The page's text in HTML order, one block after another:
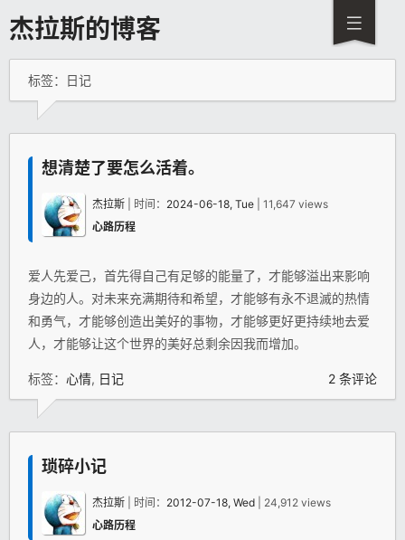
杰拉斯的博客
标签：日记
想清楚了要怎么活着。
杰拉斯 | 时间： 2024-06-18, Tue | 11,647 views
心路历程
爱人先爱己，首先得自己有足够的能量了，才能够溢出来影响
身边的人。对未来充满期待和希望，才能够有永不退滅的热情
和勇气，才能够创造出美好的事物，才能够更好更持续地去爱
人，才能够让这个世界的美好总剩余因我而增加。
标签： 心情, 日记 2 条评论
琐碎小记
杰拉斯 | 时间： 2012-07-18, Wed | 24,912 views
心路历程